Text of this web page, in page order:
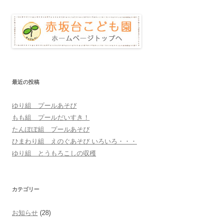
ナ
ビ
ゲ
シ
ン
最近の投稿
ゆり組 プールあそび
もも組 プールだいすき！
たんぽぽ組 プールあそび
ひまわり組 えのぐあそび いろいろ・・・
ゆり組 とうもろこしの収穫
カテゴリー
お知らせ (28)